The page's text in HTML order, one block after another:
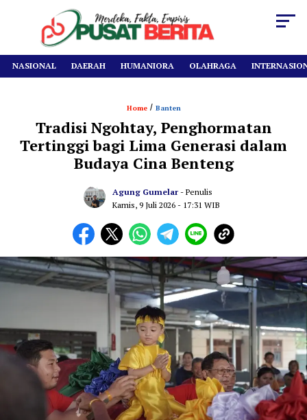
NASIONAL DAERAH HUMANIORA OLAHRAGA
Home/ Banten
Tradisi Ngohtay, Penghormatan
Tertinggi bagi Lima Generasi dalam
Budaya Cina Benteng
Agung Gumelar - Penulis
Kamis, 9 Juli 2026 - 17:31 WIB